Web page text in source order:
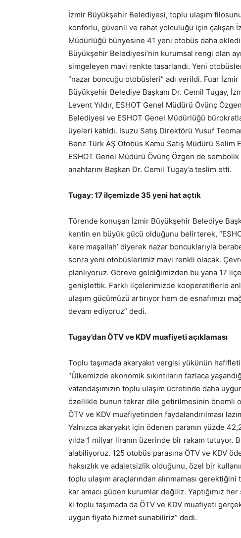
İzmir Büyükşehir Belediyesi, toplu ulaşım
konforlu, güvenli ve rahat yolculuğu için çalışan
Müdürlüğü bünyesine 41 yeni otobüs daha
Büyükşehir Belediyesi’nin kurumsal rengi olan
simgeleyen mavi renkte tasarlandı. Yeni
“nazar boncuğu otobüsleri” adı verildi. Fuar
Büyükşehir Belediye Başkanı Dr. Cemil Tugay,
Levent Yıldır, ESHOT Genel Müdürü Övünç
Belediyesi ve ESHOT Genel Müdürlüğü
üyeleri katıldı. Isuzu Satış Direktörü Yusuf
Benz Türk AŞ Otobüs Kamu Satış Müdürü Selim
ESHOT Genel Müdürü Övünç Özgen de
anahtarını Başkan Dr. Cemil Tugay’a teslim etti.
Tugay: 17 ilçemizde 35 yeni hat açtık
Törende konuşan İzmir Büyükşehir Belediye
kentin en büyük gücü olduğunu belirterek,
kere maşallah’ diyerek nazar boncuklarıyla
sonra yeni otobüslerimiz mavi renkli olacak.
planlıyoruz. Göreve geldiğimizden bu yana 17
genişlettik. Farklı ilçelerimizde kooperatiflerle
ulaşım gücümüzü artırıyor hem de esnafımızı
devam ediyoruz” dedi.
Tugay’dan ÖTV ve KDV muafiyeti açıklaması
Toplu taşımada akaryakıt vergisi yükünün
“Ülkemizde ekonomik sıkıntıların fazlaca
vatandaşımızın toplu ulaşım ücretinde daha
özellikle bunun tekrar dile getirilmesinin önemli
ÖTV ve KDV muafiyetinden faydalandırılması
Yalnızca akaryakıt için ödenen paranın yüzde
yılda 1 milyar liranın üzerinde bir rakam tutuyor.
alabiliyoruz. 125 otobüs parasına ÖTV ve KDV
haksızlık ve adaletsizlik olduğunu, özel bir
toplu ulaşım araçlarından alınmaması
kar amacı güden kurumlar değiliz. Yaptığımız
ki toplu taşımada da ÖTV ve KDV muafiyeti
uygun fiyata hizmet sunabiliriz” dedi.